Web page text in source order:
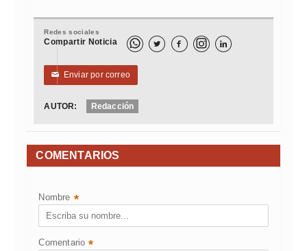
Redes sociales
Compartir Noticia   
✉ Enviar por correo
AUTOR: Redacción
COMENTARIOS
Nombre *
Comentario *